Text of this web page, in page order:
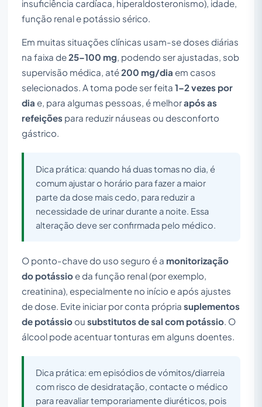
insuficiência cardíaca, hiperaldosteronismo), idade,
função renal e potássio sérico.
Em muitas situações clínicas usam-se doses diárias
na faixa de25–100 mg , podendo ser ajustadas, sob
supervisão médica, até200 mg/dia em casos
selecionados. A toma pode ser feita 1–2 vezes por
dia e, para algumas pessoas, é melhorapós as
refeições para reduzir náuseas ou desconforto
gástrico.
Dica prática: quando há duas tomas no dia, é
comum ajustar o horário para fazer a maior
parte da dose mais cedo, para reduzir a
necessidade de urinar durante a noite. Essa
alteração deve ser confirmada pelo médico.
O ponto-chave do uso seguro é a monitorização
do potássioe da função renal (por exemplo,
creatinina), especialmente no início e após ajustes
de dose. Evite iniciar por conta própria suplementos
de potássio ou substitutos de sal com potássio . O
álcool pode acentuar tonturas em alguns doentes.
Dica prática: em episódios de vómitos/diarreia
com risco de desidratação, contacte o médico
para reavaliar temporariamente diuréticos, pois